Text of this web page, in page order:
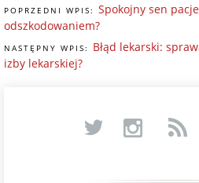
POPRZEDNI WPIS: Spokojny sen
odszkodowaniem?
NASTĘPNY WPIS: Błąd lekarski:
izby lekarskiej?